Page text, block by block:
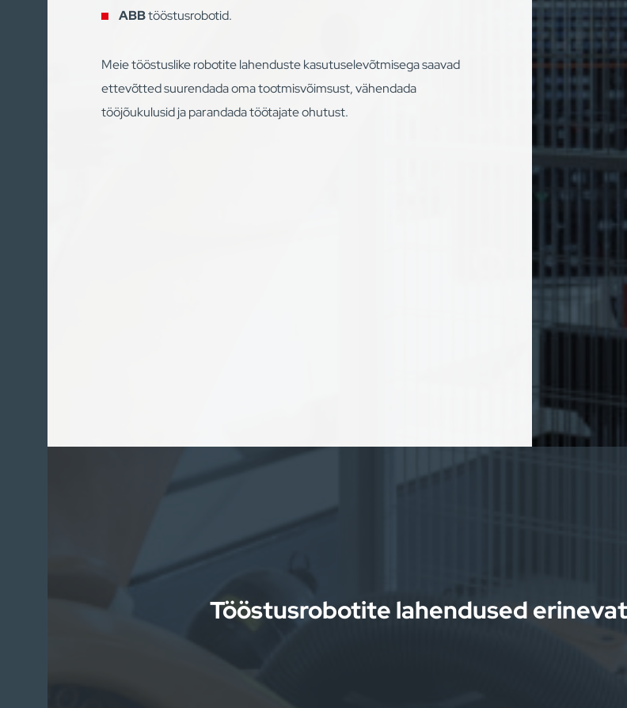
ABBtööstusrobotid.
Meie tööstuslike robotite lahenduste kasutuselevõtmisega saavad
ettevõtted suurendada oma tootmisvõimsust, vähendada
tööjõukulusid ja parandada töötajate ohutust.
Tööstusrobotite lahendused